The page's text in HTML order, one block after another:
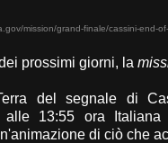
mission/grand-finale/cassini-end-
prossimi giorni, la
del segnale di
alle 13:55 ora
di ciò che